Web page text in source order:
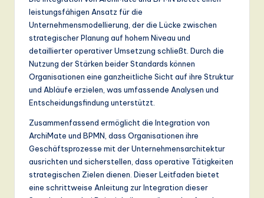
leistungsfähigen Ansatz für die
Unternehmensmodellierung, der die Lücke zwischen
strategischer Planung auf hohem Niveau und
detaillierter operativer Umsetzung schließt. Durch die
Nutzung der Stärken beider Standards können
Organisationen eine ganzheitliche Sicht auf ihre Struktur
und Abläufe erzielen, was umfassende Analysen und
Entscheidungsfindung unterstützt.
Zusammenfassend ermöglicht die Integration von
ArchiMate und BPMN, dass Organisationen ihre
Geschäftsprozesse mit der Unternehmensarchitektur
ausrichten und sicherstellen, dass operative Tätigkeiten
strategischen Zielen dienen. Dieser Leitfaden bietet
eine schrittweise Anleitung zur Integration dieser